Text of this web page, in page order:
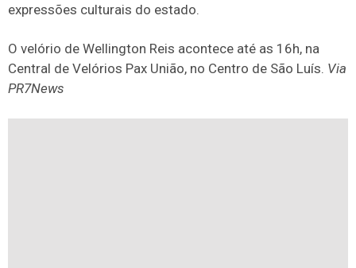
expressões culturais do estado.
O velório de Wellington Reis acontece até as 16h, na
Central de Velórios Pax União, no Centro de São Luís. Via
PR7News